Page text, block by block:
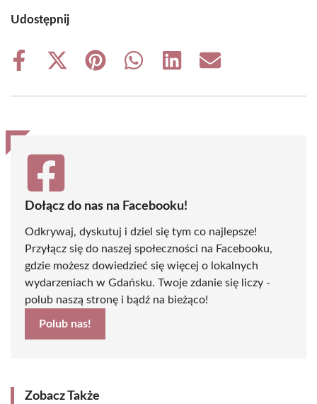
Udostępnij
Share
Share
(Twitter)
Share
Share
Share
Share
Dołącz do nas na Facebooku!
Odkrywaj, dyskutuj i dziel się tym co najlepsze!
Przyłącz się do naszej społeczności na Facebooku,
gdzie możesz dowiedzieć się więcej o lokalnych
wydarzeniach w Gdańsku. Twoje zdanie się liczy -
polub naszą stronę i bądź na bieżąco!
Polub nas!
Zobacz Także